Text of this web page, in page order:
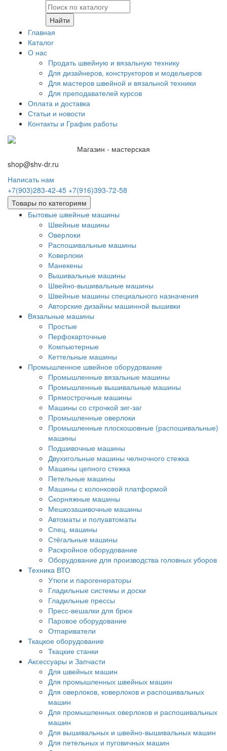
Найти
Главная
Каталог
О нас
Продать швейную и вязальную технику
Для дизайнеров, конструкторов и модельеров
Для мастеров швейной и вязальной техники
Для преподавателей курсов
Оплата и доставка
Статьи и новости
Контакты и График работы
Магазин - мастерская
shop@shv-dr.ru
Написать нам
+7(903)283-42-45 +7(916)393-72-58
Товары по категориям
Бытовые швейные машины
Швейные машины
Оверлоки
Распошивальные машины
Коверлоки
Манекены
Вышивальные машины
Швейно-вышивальные машины
Швейные машины специального назначения
Авторские дизайны машинной вышивки
Вязальные машины
Простые
Перфокарточные
Компьютерные
Кеттельные машины
Промышленное швейное оборудование
Промышленные вязальные машины
Промышленные вышивальные машины
Прямострочные машины
Машины со строчкой зиг-заг
Промышленные оверлоки
Промышленные плоскошовные (распошивальные)
машины
Подшивочные машины
Двухигольные машины челночного стежка
Машины цепного стежка
Петельные машины
Машины с колонковой платформой
Cкорняжные машины
Мешкозашивочные машины
Автоматы и полуавтоматы
Спец. машины
Стёгальные машины
Раскройное оборудование
Оборудование для производства головных уборов
Техника ВТО
Утюги и парогенераторы
Гладильные системы и доски
Гладильные прессы
Пресс-вешалки для брюк
Паровое оборудование
Отпариватели
Ткацкое оборудование
Ткацкие станки
Аксессуары и Запчасти
Для швейных машин
Для промышленных швейных машин
Для оверлоков, коверлоков и распошивальных
машин
Для промышленных оверлоков и распошивальных
машин
Для вышивальных и швейно-вышивальных машин
Для петельных и пуговичных машин